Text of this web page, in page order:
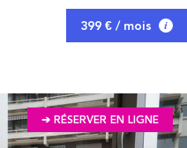
399 € / mois
➔ RÉSERVER EN LIGNE